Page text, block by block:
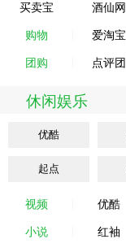
买卖宝 酒仙网
购物 爱淘宝
团购 点评团
休闲娱乐
优酷
起点
视频 优酷
小说 红袖